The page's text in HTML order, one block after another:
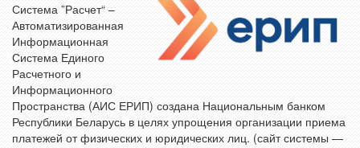
Система ”Расчет“ –
Автоматизированная
Информационная
Система Единого
Расчетного и
Информационного
Пространства (АИС ЕРИП) создана Национальным банком
Республики Беларусь в целях упрощения организации приема
платежей от физических и юридических лиц. (сайт системы —